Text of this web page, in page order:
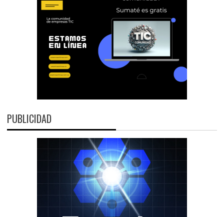
PUBLICIDAD